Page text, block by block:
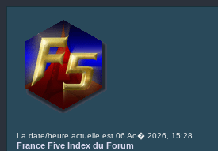
La date/heure actuelle est 06 Ao� 2026, 15:28
France Five Index du Forum